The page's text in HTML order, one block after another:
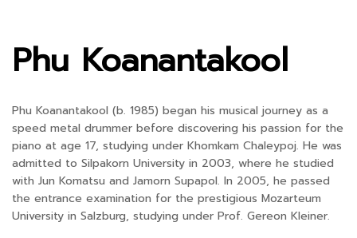
Phu Koanantakool
Phu Koanantakool (b. 1985) began his musical journey as a
speed metal drummer before discovering his passion for the
piano at age 17, studying under Khomkam Chaleypoj. He was
admitted to Silpakorn University in 2003, where he studied
with Jun Komatsu and Jamorn Supapol. In 2005, he passed
the entrance examination for the prestigious Mozarteum
University in Salzburg, studying under Prof. Gereon Kleiner.